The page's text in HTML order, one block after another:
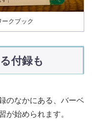
ークブック
付録も
のなかにある、バーベ
が始められます。